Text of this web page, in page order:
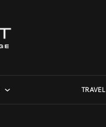
TRAVEL